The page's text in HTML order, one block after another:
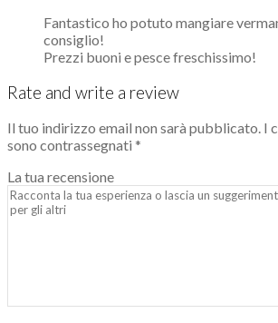
Fantastico ho potuto mangiare
consiglio!
Prezzi buoni e pesce freschissimo!
Rate and write a review
Il tuo indirizzo email non sarà pubblicato. I
sono contrassegnati *
La tua recensione